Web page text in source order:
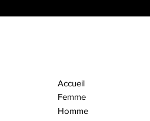
Accueil
Femme
Homme